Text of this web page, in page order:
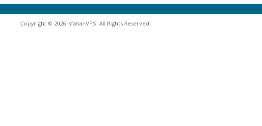
Copyright © 2026 IsfahanVPS. All Rights Reserved.